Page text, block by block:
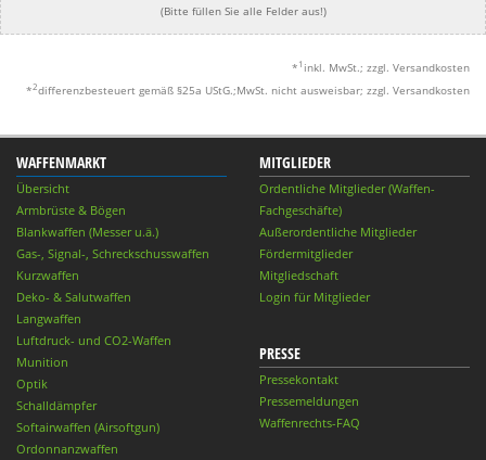
(Bitte füllen Sie alle Felder aus!)
* 1 inkl. MwSt.; zzgl. Versandkosten
*2differenzbesteuert gemäß §25a UStG.;MwSt. nicht ausweisbar; zzgl. Versandkosten
WAFFENMARKT
Übersicht
Armbrüste & Bögen
Blankwaffen (Messer u.ä.)
Gas-, Signal-, Schreckschusswaffen
Kurzwaffen
Deko- & Salutwaffen
Langwaffen
Luftdruck- und CO2-Waffen
Munition
Optik
Schalldämpfer
Softairwaffen (Airsoftgun)
Ordonnanzwaffen
MITGLIEDER
Ordentliche Mitglieder (Waffen-
Fachgeschäfte)
Außerordentliche Mitglieder
Fördermitglieder
Mitgliedschaft
Login für Mitglieder
PRESSE
Pressekontakt
Pressemeldungen
Waffenrechts-FAQ